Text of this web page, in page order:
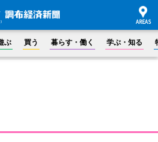
ぶ 買う 暮らす・働く 学ぶ・知る